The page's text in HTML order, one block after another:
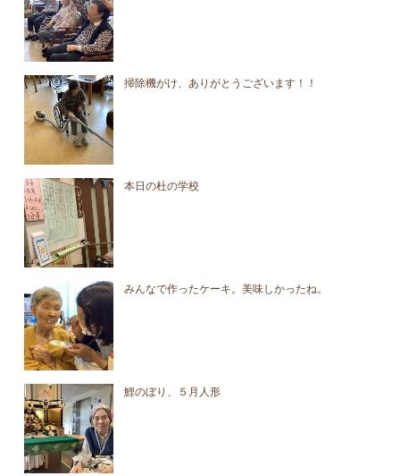
掃除機がけ、ありがとうございます！！
本日の杜の学校
みんなで作ったケーキ。美味しかったね。
鯉のぼり、５月人形